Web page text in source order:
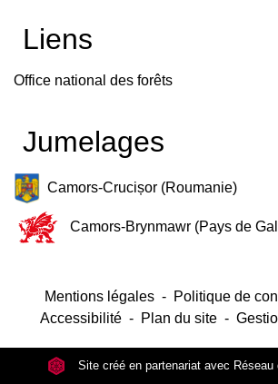
Liens
Office national des forêts
Jumelages
Camors-Crucișor (Roumanie)
Camors-Brynmawr (Pays de
Mentions légales - Politique de
Accessibilité - Plan du site -
Site créé en partenariat avec Réseau